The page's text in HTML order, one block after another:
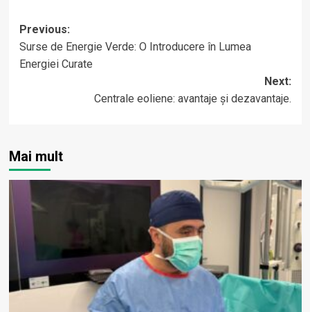
Post
navigation
Previous:
Surse de Energie Verde: O Introducere în Lumea
Energiei Curate
Next:
Centrale eoliene: avantaje și dezavantaje.
Mai mult